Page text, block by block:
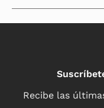
Recibe las